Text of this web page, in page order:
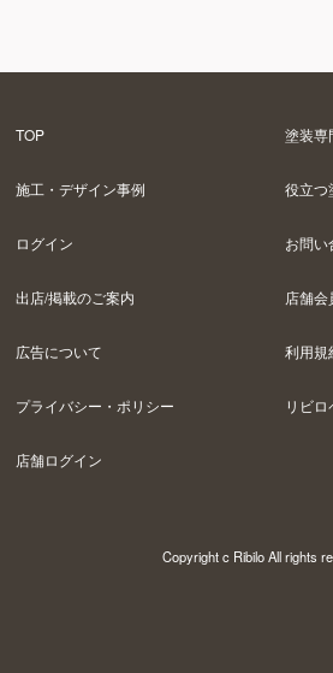
TOP 塗装専
施工・デザイン事例 役立つ
ログイン お問い
出店/掲載のご案内 店舗
広告について 利用規
プライバシー・ポリシー リビ
店舗ログイン
Copyright c Ribilo All rights